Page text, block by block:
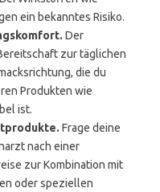
ein bekanntes Risiko.
Der
zur täglichen
die du
Produkten wie
ist.
Frage deine
nach einer
zur Kombination mit
oder speziellen